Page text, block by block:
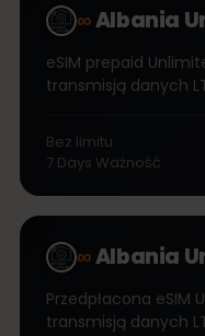
∞Albania
eSIM prepaid
transmisją danych
Bez limitu
7 Days Ważność
∞Albania
Przedpłacona eSIM
transmisją danych